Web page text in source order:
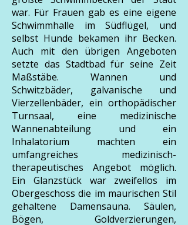
war. Für Frauen gab es eine eigene
Schwimmhalle im Südflügel, und
selbst Hunde bekamen ihr Becken.
Auch mit den übrigen Angeboten
setzte das Stadtbad für seine Zeit
Maßstäbe. Wannen und
Schwitzbäder, galvanische und
Vierzellenbäder, ein orthopädischer
Turnsaal, eine medizinische
Wannenabteilung und ein
Inhalatorium machten ein
umfangreiches medizinisch-
therapeutisches Angebot möglich.
Ein Glanzstück war zweifellos im
Obergeschoss die im maurischen Stil
gehaltene Damensauna. Säulen,
Bögen, Goldverzierungen,